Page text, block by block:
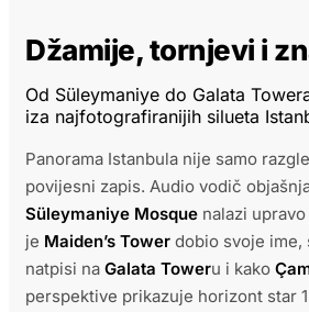
Džamije, tornjevi i
Od Süleymaniye do Galata
iza najfotografiranijih silueta
Panorama Istanbula nije samo
povijesni zapis. Audio vodič
Süleymaniye Mosque nalazi
je Maiden’s Tower dobio svoje ime,
natpisi na Galata Toweru i kako
perspektive prikazuje horizont star